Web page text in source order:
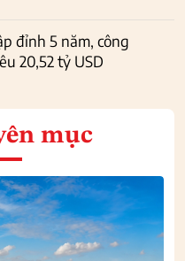
đỉnh 5 năm, công
20,52 tỷ USD
mục